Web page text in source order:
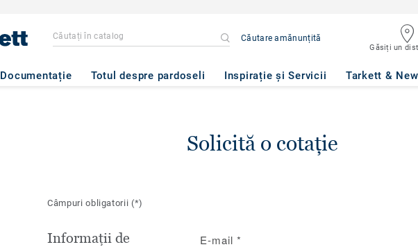
Căutare amănunțită
Găsiți un
Documentație Totul despre pardoseli Inspirație și Servicii Tarkett &
Solicită o cotație
Câmpuri obligatorii(*)
Informații de
E-mail *